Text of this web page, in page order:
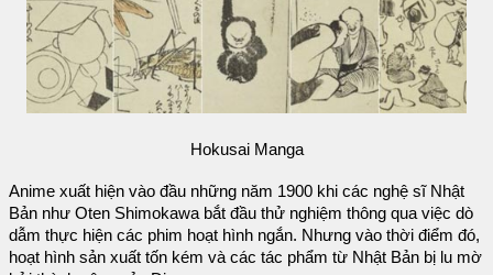
Hokusai Manga
Anime xuất hiện vào đầu những năm 1900 khi các nghệ sĩ Nhật
Bản như Oten Shimokawa bắt đầu thử nghiệm thông qua việc dò
dẫm thực hiện các phim hoạt hình ngắn. Nhưng vào thời điểm đó,
hoạt hình sản xuất tốn kém và các tác phẩm từ Nhật Bản bị lu mờ